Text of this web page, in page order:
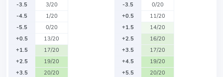
-3.5
3/20
-4.5
1/20
-5.5
0/20
+0.5
13/20
+1.5
17/20
+2.5
19/20
+3.5
20/20
-3.5
0/20
+0.5
11/20
+1.5
14/20
+2.5
16/20
+3.5
17/20
+4.5
19/20
+5.5
20/20